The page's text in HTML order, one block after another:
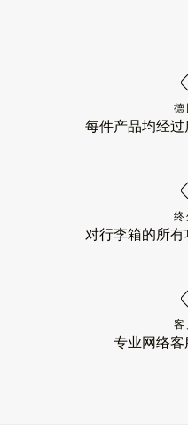
每件产品均经
对行李箱的所
专业网络